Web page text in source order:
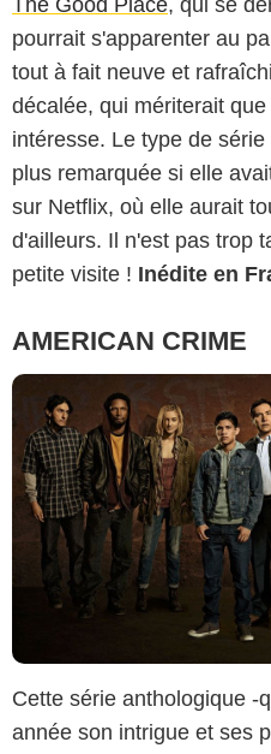
pourrait s'apparenter au
tout à fait neuve et
décalée, qui mériterait
intéresse. Le type de
plus remarquée si elle
sur Netflix, où elle aurait
d'ailleurs. Il n'est pas trop
petite visite ! Inédite en
AMERICAN CRIME
Cette série anthologique -
année son intrigue et ses